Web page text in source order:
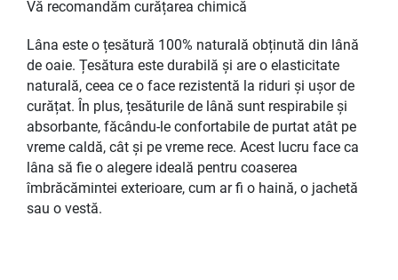
Vă recomandăm curățarea chimică
Lâna este o țesătură 100% naturală obținută din lână
de oaie. Țesătura este durabilă și are o elasticitate
naturală, ceea ce o face rezistentă la riduri și ușor de
curățat. În plus, țesăturile de lână sunt respirabile și
absorbante, făcându-le confortabile de purtat atât pe
vreme caldă, cât și pe vreme rece. Acest lucru face ca
lâna să fie o alegere ideală pentru coaserea
îmbrăcămintei exterioare, cum ar fi o haină, o jachetă
sau o vestă.